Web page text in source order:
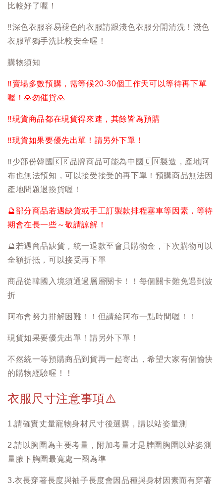
比較好了喔！
‼️深色衣服容易褪色的衣服請跟淺色衣服分開清洗！淺色
衣服單獨手洗比較安全喔！
購物須知
‼️賣場多數預購，需等候20-30個工作天可以等待再下單
喔！🙏勿催貨🙏
‼️現貨商品都在現貨得來速，其餘皆為預購
‼️現貨如果要優先出單！請另外下單！
‼️少部份韓國 🇰🇷品牌商品可能為中國🇨🇳製造，產地阿
布也無法預知，可以接受接受的再下單！預購商品無法因
產地問題退換貨喔！
🔮部分商品若遇缺貨或手工訂製款排程塞車等因素，等待
期會在長一些～敬請諒解！
🔮 若遇商品缺貨，統一退款至會員購物金，下次購物可以
全額折抵，可以接受再下單
商品從韓國入境須通過層層關卡！！每個關卡難免遇到波
折
阿布會努力排解困難！！但請給阿布一點時間喔！！
現貨如果要優先出單！請另外下單！
不然統一等預購商品到貨再一起寄出，希望大家有個愉快
的購物經驗喔！！
衣服尺寸注意事項⚠️
1.請確實丈量寵物身材尺寸後選購，請以站姿量測
2.請以胸圍為主要考量，附加考量才是脖圍胸圍以站姿測
量腋下胸圍最寬處一圈為準
3.衣長穿著長度與袖子長度會因品種與身材因素而有穿著